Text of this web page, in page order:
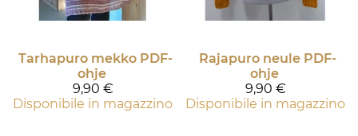
Tarhapuro mekko PDF-
ohje
9,90 €
Disponibile in magazzino
Rajapuro neule PDF-
ohje
9,90 €
Disponibile in magazzino